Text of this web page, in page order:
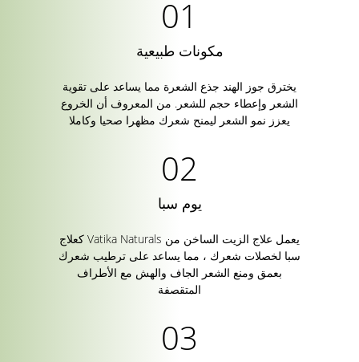
مكونات طبيعية
يخترق جوز الهند جذع الشعرة مما يساعد على تقوية
الشعر وإعطاء حجم للشعر. من المعروف أن الخروع
يعزز نمو الشعر ليمنح شعرك مظهرا صحيا وكاملا
يوم سبا
يعمل علاج الزيت الساخن من Vatika Naturals كعلاج
سبا لخصلات شعرك ، مما يساعد على ترطيب شعرك
بعمق ومنع الشعر الجاف والهش مع الأطراف
المتقصفة